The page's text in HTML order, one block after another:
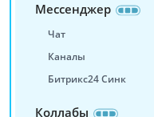
Мессенджер
Чат
Каналы
Битрикс24 Синк
Коллабы